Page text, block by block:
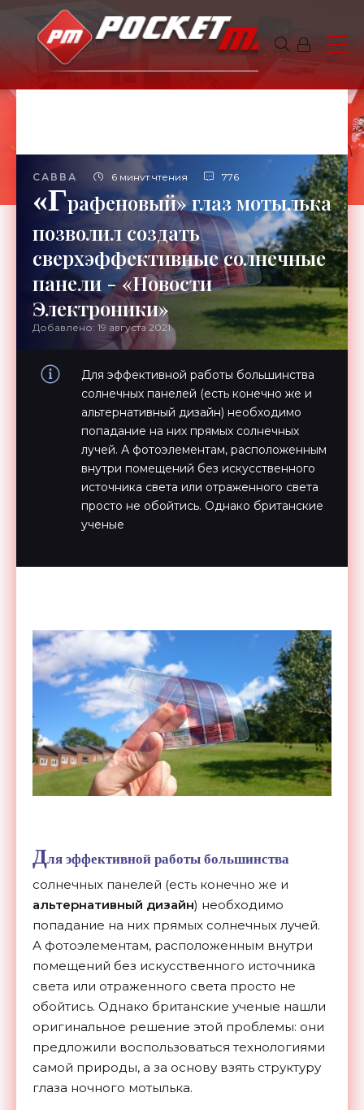
САВВА 6 минут чтения 776
«Графеновый» глаз мотылька
позволил создать
сверхэффективные солнечные
панели - «Новости
Электроники»
Добавлено: 19 августа 2021
Для эффективной работы большинства
солнечных панелей (есть конечно же и
альтернативный дизайн) необходимо
попадание на них прямых солнечных
лучей. А фотоэлементам, расположенным
внутри помещений без искусственного
источника света или отраженного света
просто не обойтись. Однако британские
ученые
Для эффективной работы большинства
солнечных панелей (есть конечно же и
альтернативный дизайн) необходимо
попадание на них прямых солнечных лучей.
А фотоэлементам, расположенным внутри
помещений без искусственного источника
света или отраженного света просто не
обойтись. Однако британские ученые нашли
оригинальное решение этой проблемы: они
предложили воспользоваться технологиями
самой природы, а за основу взять структуру
глаза ночного мотылька.